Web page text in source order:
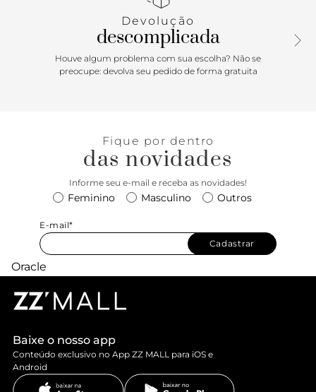
Devolução
descomplicada
Houve algum problema com sua escolha? Não se
preocupe: devolva seu pedido de forma gratuita
Fique por dentro
das novidades
Informe seu e-mail e receba as novidades!
Feminino Masculino Outros
E-mail*
Cadastrar
Baixe o nosso app
Conteúdo exclusivo no App ZZ MALL para iOS e
Android